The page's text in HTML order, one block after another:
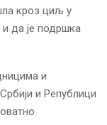
кроз циљ у
да је подршка
и
и Републици